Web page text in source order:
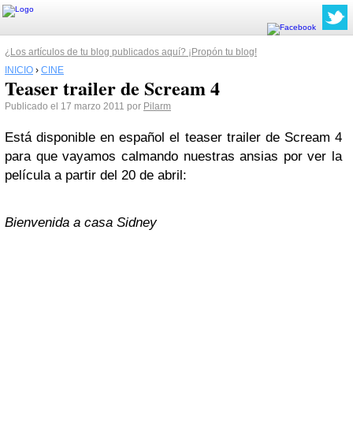
¿Los artículos de tu blog publicados aquí? ¡Propón tu blog!
INICIO › CINE
Teaser trailer de Scream 4
Publicado el 17 marzo 2011 por Pilarm
Está disponible en español el teaser trailer de Scream 4
para que vayamos calmando nuestras ansias por ver la
película a partir del 20 de abril:
Bienvenida a casa Sidney